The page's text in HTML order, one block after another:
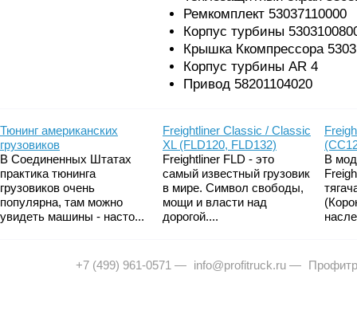
Ремкомплект 53037110000
Корпус турбины
Крышка Ккомпрессора
Корпус турбины AR 4
Привод 58201104020
Тюнинг американских
грузовиков
В Соединенных Штатах
практика тюнинга
грузовиков очень
популярна, там можно
увидеть машины - насто...
Freightliner Classic / Classic
XL (FLD120, FLD132)
Freightliner FLD - это
самый известный грузовик
в мире. Символ свободы,
мощи и власти над
дорогой....
В
+7 (499) 961-0571 — info@profitruck.ru —